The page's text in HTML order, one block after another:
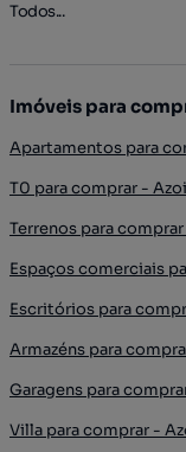
Todos...
Imóveis para
Apartamentos para
T0 para comprar -
Terrenos para
Espaços comerciais
Escritórios para
Armazéns para
Garagens para
Villa para comprar -